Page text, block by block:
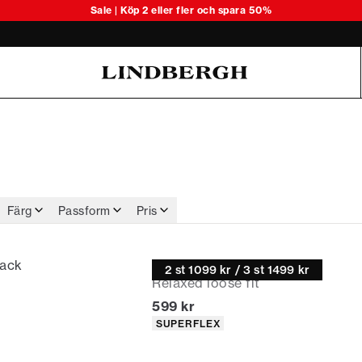
Sale | Köp 2 eller fler och spara 50%
Upptäck våra kortärmade
Färg Passform Pris
2 st 1099 kr / 3 st 1499 kr
Chinosshorts
Relaxed loose fit
Nuvarande pris
599 kr
Produktattribut
SUPERFLEX